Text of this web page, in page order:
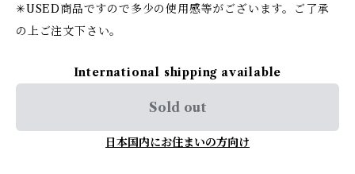
✳︎USED商品ですので多少の使用感等がございます。ご了承
の上ご注文下さい。
International shipping available
Sold out
日本国内にお住まいの方向け